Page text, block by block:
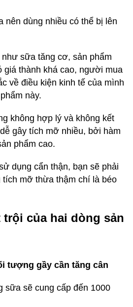
nên dùng nhiều có thể bị lên
như sữa tăng cơ, sản phẩm
giá thành khá cao, người mua
về điều kiện kinh tế của mình
này.
không hợp lý và không kết
gây tích mỡ nhiều, bởi hàm
phẩm cao.
dụng cẩn thận, bạn sẽ phải
mỡ thừa thậm chí là béo
của hai dòng sản
tượng gầy cần tăng cân
sữa sẽ cung cấp đến 1000